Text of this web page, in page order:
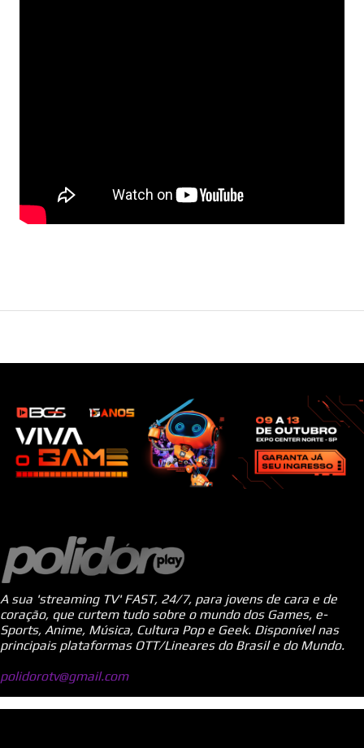
A sua 'streaming TV' FAST, 24/7, para jovens de cara e de
coração, que curtem tudo sobre o mundo dos Games, e-
Sports, Anime, Música, Cultura Pop e Geek. Disponível nas
principais plataformas OTT/Lineares do Brasil e do Mundo.
polidorotv@gmail.com